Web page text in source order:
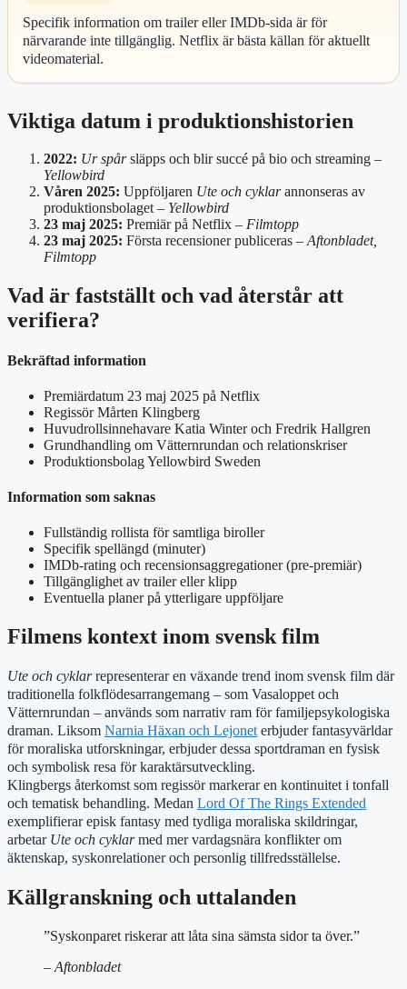
Specifik information om trailer eller IMDb-sida är för
närvarande inte tillgänglig. Netflix är bästa källan för aktuellt
videomaterial.
Viktiga datum i produktionshistorien
2022: Ur spårsläpps och blir succé på bio och streaming –
Yellowbird
Våren 2025: Uppföljaren Ute och cyklarannonseras av
produktionsbolaget – Yellowbird
23 maj 2025: Premiär på Netflix – Filmtopp
23 maj 2025: Första recensioner publiceras –Aftonbladet,
Filmtopp
Vad är fastställt och vad återstår att
verifiera?
Bekräftad information
Premiärdatum 23 maj 2025 på Netflix
Regissör Mårten Klingberg
Huvudrollsinnehavare Katia Winter och Fredrik Hallgren
Grundhandling om Vätternrundan och relationskriser
Produktionsbolag Yellowbird Sweden
Information som saknas
Fullständig rollista för samtliga biroller
Specifik spellängd (minuter)
IMDb-rating och recensionsaggregationer (pre-premiär)
Tillgänglighet av trailer eller klipp
Eventuella planer på ytterligare uppföljare
Filmens kontext inom svensk film
Ute och cyklarrepresenterar en växande trend inom svensk film där
traditionella folkflödesarrangemang – som Vasaloppet och
Vätternrundan – används som narrativ ram för familjepsykologiska
draman. Liksom Narnia Häxan och Lejoneterbjuder fantasyvärldar
för moraliska utforskningar, erbjuder dessa sportdraman en fysisk
och symbolisk resa för karaktärsutveckling.
Klingbergs återkomst som regissör markerar en kontinuitet i tonfall
och tematisk behandling. Medan Lord Of The Rings Extended
exemplifierar episk fantasy med tydliga moraliska skildringar,
arbetar Ute och cyklarmed mer vardagsnära konflikter om
äktenskap, syskonrelationer och personlig tillfredsställelse.
Källgranskning och uttalanden
”Syskonparet riskerar att låta sina sämsta sidor ta över.”
– Aftonbladet